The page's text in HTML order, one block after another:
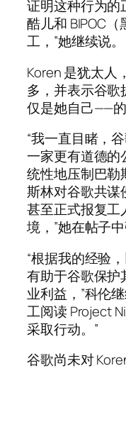
证明这种行为的
酷儿和 BIPOC
工，”她继续说。
Koren 是犹太人
多，并表示谷
仅是她自己——的
“我一直目睹，
一家更有道德的
统性地压制巴勒
斯林对谷歌共
甚至正式报复工
境，”她在帖子中
“根据我的经验
有助于谷歌保护
业利益，”科伦
工阅读 Project
采取行动。”
谷歌尚未对